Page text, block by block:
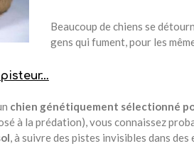
Beaucoup de chiens se
gens qui fument, pour les
chien génétiquement sélectionné
à la prédation), vous connaissez
, à suivre des pistes invisibles dans